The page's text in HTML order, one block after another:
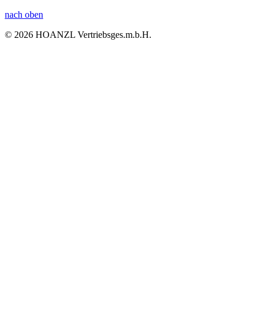
nach oben
© 2026 HOANZL Vertriebsges.m.b.H.